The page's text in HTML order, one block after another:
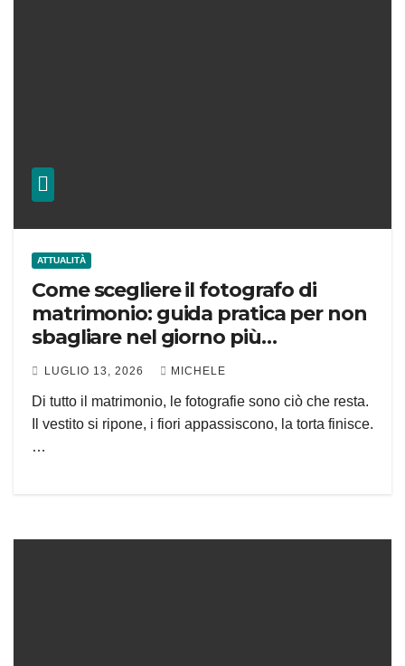
ATTUALITÀ
Come scegliere il fotografo di
matrimonio: guida pratica per non
sbagliare nel giorno più
importante
LUGLIO 13, 2026 MICHELE
Di tutto il matrimonio, le fotografie sono ciò che resta.
Il vestito si ripone, i fiori appassiscono, la torta finisce.
…